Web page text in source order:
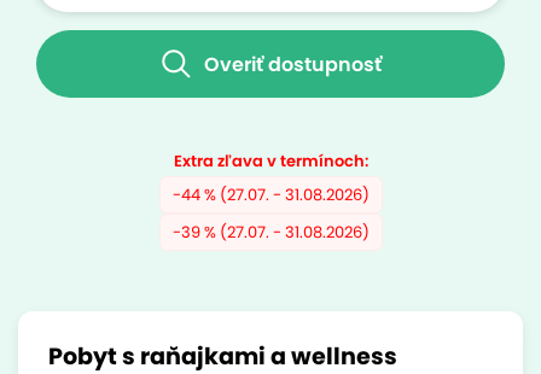
Overiť dostupnosť
Extra zľava v termínoch:
-44 % (27.07. - 31.08.2026)
-39 % (27.07. - 31.08.2026)
Pobyt s raňajkami a wellness